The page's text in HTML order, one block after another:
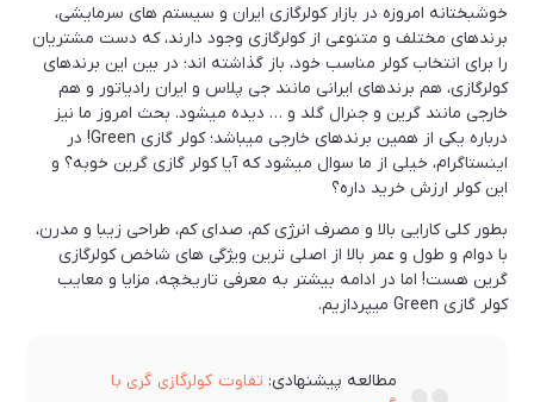
مهر 7, 1403
معرفی کولر گازی توشیبا: آیا اسپلیت Toshiba خوب
است؟
مهر 2, 1403
مقایسه کولرگازی توشیبا با جی پلاس: اسپلیت
Toshiba بهتره یا Gplus؟
شهریور 25, 1403
خوشبختانه امروزه در بازار کولرگازی ایران و سیستم های سرمایشی،
برندهای مختلف و متنوعی از کولرگازی وجود دارند، که دست مشتریان
را برای انتخاب کولر مناسب خود، باز گذاشته اند؛ در بین این برندهای
کولرگازی، هم برندهای ایرانی مانند جی پلاس و ایران رادیاتور و هم
خارجی مانند گرین و جنرال گلد و … دیده میشود. بحث امروز ما نیز
درباره یکی از همین برندهای خارجی میباشد؛ کولر گازی Green! در
اینستاگرام، خیلی از ما سوال میشود که آیا کولر گازی گرین خوبه؟ و
این کولر ارزش خرید داره؟
بطور کلی کارایی بالا و مصرف انرژی کم، صدای کم، طراحی زیبا و مدرن،
با دوام و طول و عمر بالا از اصلی ترین ویژگی های شاخص کولرگازی
گرین هست! اما در ادامه بیشتر به معرفی تاریخچه، مزایا و معایب
کولر گازی Green میپردازیم.
مطالعه پیشنهادی: تفاوت کولرگازی گری با